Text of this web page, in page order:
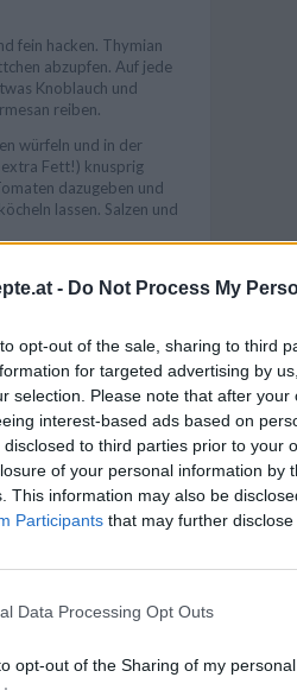
- Do Not Process My
opt-out of the sale, sharing to third
for targeted advertising by
selection. Please note that after
interest-based ads based on
disclosed to third parties prior to your
of your personal information by
This information may also be
Participants that may further
Data Processing Opt Outs
opt-out of the Sharing of my personal
fein hacken. Thymian
abzupfen. Auf jede
Knoblauch und
reiben.
würfeln und in der
extra Fett!) knusprig
dazugeben und
lassen. Salzen und
die Melanzani-Scheiben,
Scheiben schneiden
verteilen. Im Ofen
Herausnehmen und
oder lauwarm
schmeckt ein
Like